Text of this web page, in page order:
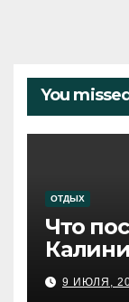
You missed
ОТДЫХ
Что
9 ИЮЛЯ,